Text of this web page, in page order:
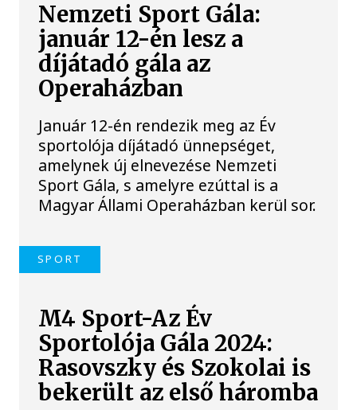
Nemzeti Sport Gála:
január 12-én lesz a
díjátadó gála az
Operaházban
Január 12-én rendezik meg az Év
sportolója díjátadó ünnepséget,
amelynek új elnevezése Nemzeti
Sport Gála, s amelyre ezúttal is a
Magyar Állami Operaházban kerül sor.
SPORT
M4 Sport-Az Év
Sportolója Gála 2024:
Rasovszky és Szokolai is
bekerült az első háromba